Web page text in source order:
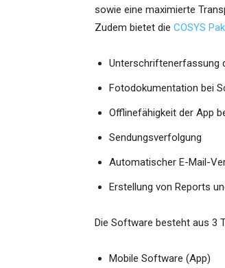
sowie eine maximierte
Zudem bietet die COSYS
Unterschriftenerfassung
Fotodokumentation bei
Offlinefähigkeit der App
Sendungsverfolgung
Automatischer E-Mail-
Erstellung von Reports
Die Software besteht aus 3
Mobile Software (App)